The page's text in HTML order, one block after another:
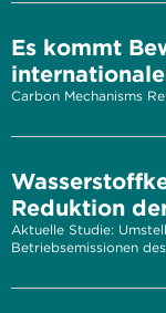
Es kommt
Carbon Mechanisms
Reduktion
Aktuelle Studie:
Betriebsemissionen